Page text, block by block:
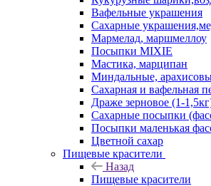
Вафельные украшения
Сахарные
Мармелад, маршмеллоу
Посыпки MIXIE
Мастика, марципан
Миндальные,
Сахарная и вафельная
Драже зерновое (1-
Сахарные посыпки
Посыпки маленькая
Цветной сахар
Пищевые красители
Назад
Пищевые красители